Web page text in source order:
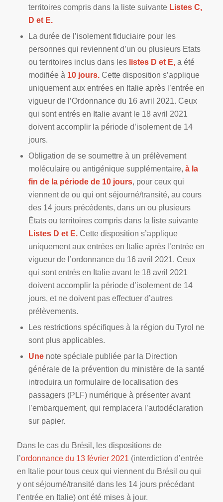
territoires compris dans la liste suivante Listes C,
D et E.
La durée de l’isolement fiduciaire pour les
personnes qui reviennent d’un ou plusieurs Etats
ou territoires inclus dans les listes D et E, a été
modifiée à 10 jours. Cette disposition s’applique
uniquement aux entrées en Italie après l’entrée en
vigueur de l’Ordonnance du 16 avril 2021. Ceux
qui sont entrés en Italie avant le 18 avril 2021
doivent accomplir la période d’isolement de 14
jours.
Obligation de se soumettre à un prélèvement
moléculaire ou antigénique supplémentaire, à la
fin de la période de 10 jours, pour ceux qui
viennent de ou qui ont séjourné/transité, au cours
des 14 jours précédents, dans un ou plusieurs
États ou territoires compris dans la liste suivante
Listes D et E.Cette disposition s’applique
uniquement aux entrées en Italie après l’entrée en
vigueur de l’ordonnance du 16 avril 2021. Ceux
qui sont entrés en Italie avant le 18 avril 2021
doivent accomplir la période d’isolement de 14
jours, et ne doivent pas effectuer d’autres
prélèvements.
Les restrictions spécifiques à la région du Tyrol ne
sont plus applicables.
Une note spéciale publiée par la Direction
générale de la prévention du ministère de la santé
introduira un formulaire de localisation des
passagers (PLF) numérique à présenter avant
l’embarquement, qui remplacera l’autodéclaration
sur papier.
Dans le cas du Brésil, les dispositions de
l’ordonnance du 13 février 2021 (interdiction d’entrée
en Italie pour tous ceux qui viennent du Brésil ou qui
y ont séjourné/transité dans les 14 jours précédant
l’entrée en Italie) ont été mises à jour.